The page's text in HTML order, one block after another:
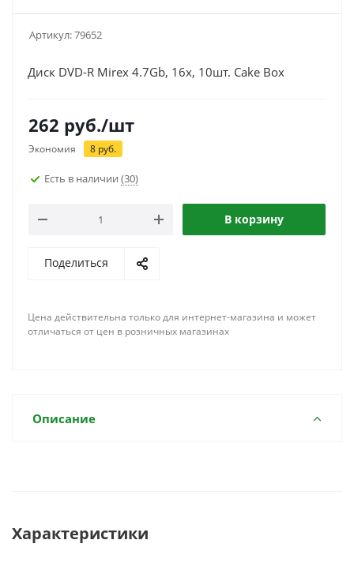
Артикул:79652
Диск DVD-R Mirex 4.7Gb, 16x, 10шт. Cake Box
262 руб./шт
Экономия 8 руб.
Есть в наличии (30)
В корзину
Поделиться
Цена действительна только для интернет-магазина и может
отличаться от цен в розничных магазинах
Описание
Характеристики